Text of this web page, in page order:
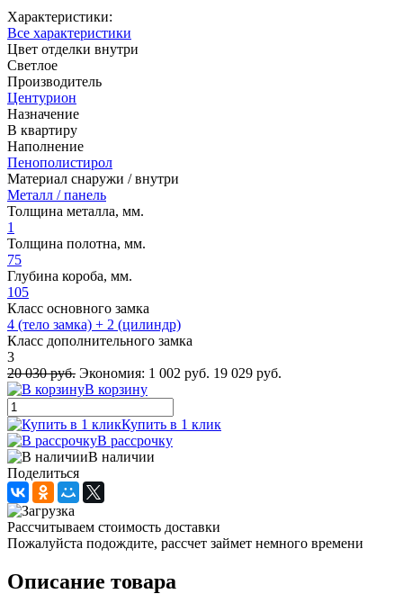
Характеристики:
Все характеристики
Цвет отделки внутри
Светлое
Производитель
Центурион
Назначение
В квартиру
Наполнение
Пенополистирол
Материал снаружи / внутри
Металл / панель
Толщина металла, мм.
1
Толщина полотна, мм.
75
Глубина короба, мм.
105
Класс основного замка
4 (тело замка) + 2 (цилиндр)
Класс дополнительного замка
3
20 030 руб. Экономия: 1 002 руб. 19 029 руб.
В корзину
Купить в 1 клик
В рассрочку
В наличии
Поделиться
Рассчитываем стоимость доставки
Пожалуйста подождите, рассчет займет немного времени
Описание товара